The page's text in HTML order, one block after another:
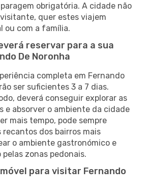
obrigatória. A cidade não
quer estes viajem
ou com a família.
reservar para a sua
De Noronha
completa em Fernando
ser suficientes 3 a 7 dias.
deverá conseguir explorar as
e absorver o ambiente da cidade
mais tempo, pode sempre
recantos dos bairros mais
o ambiente gastronómico e
zonas pedonais.
para visitar Fernando